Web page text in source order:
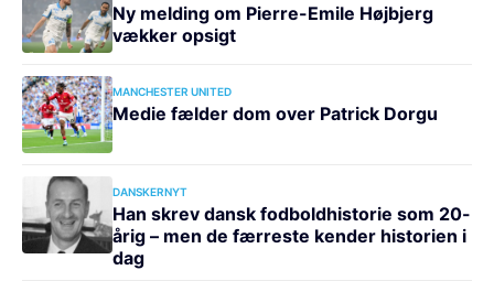
Ny melding om Pierre-Emile Højbjerg
vækker opsigt
MANCHESTER UNITED
Medie fælder dom over Patrick Dorgu
DANSKERNYT
Han skrev dansk fodboldhistorie som 20-
årig – men de færreste kender historien i
dag